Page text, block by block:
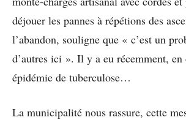
déjouer les pannes à répétions des
l’abandon, souligne que « c’est un
d’autres ici ». Il y a eu récemment, en
épidémie de tuberculose…
La municipalité nous rassure, cette